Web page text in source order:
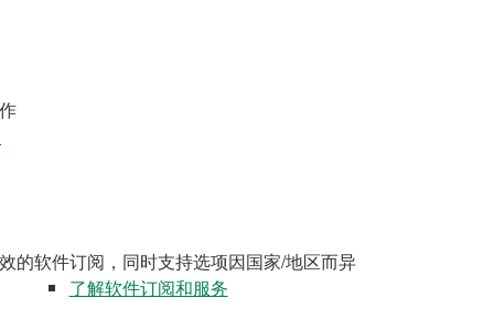
的软件订阅，同时支持选项因国家/地区而异
了解软件订阅和服务